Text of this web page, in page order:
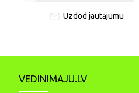
Uzdod jautājumu
VEDINIMAJU.LV